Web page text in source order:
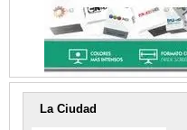
La Ciudad